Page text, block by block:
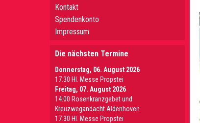
Kontakt
Spendenkonto
Impressum
Die nächsten Termine
Donnerstag, 06. August 2026
17.30 Hl. Messe Propstei
Freitag, 07. August 2026
14.00 Rosenkranzgebet und
Kreuzwegandacht Aldenhoven
17.30 Hl. Messe Propstei